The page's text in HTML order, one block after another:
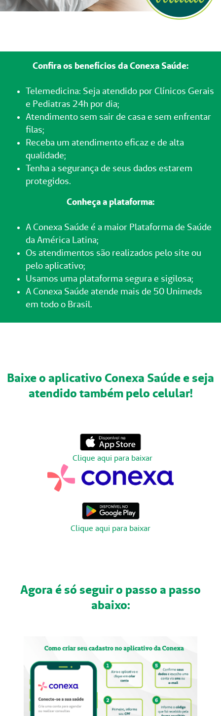
Confira os benefícios da Conexa Saúde:
Telemedicina: Seja atendido por Clínicos Gerais
e Pediatras 24h por dia;
Atendimento sem sair de casa e sem enfrentar
filas;
Receba um atendimento eficaz e de alta
qualidade;
Tenha a segurança de seus dados estarem
protegidos.
Conheça a plataforma:
A Conexa Saúde é a maior Plataforma de Saúde
da América Latina;
Os atendimentos são realizados pelo site ou
pelo aplicativo;
Usamos uma plataforma segura e sigilosa;
A Conexa Saúde atende mais de 50 Unimeds
em todo o Brasil.
Baixe o aplicativo Conexa Saúde e seja
atendido também pelo celular!
Clique aqui para baixar
Clique aqui para baixar
Agora é só seguir o passo a passo
abaixo: